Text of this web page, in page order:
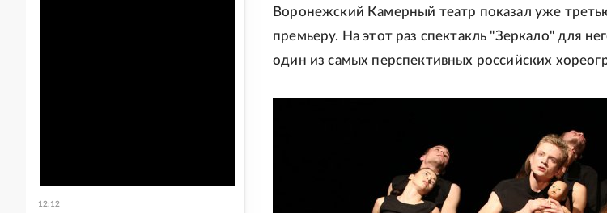
Воронежский Камерный театр показал уже
премьеру. На этот раз спектакль "Зеркало" для
один из самых перспективных российских
12:12